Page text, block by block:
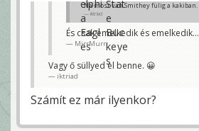
Na most van Smithey fülig a kakiban.
iktriad
És csak emelkedik és emelkedik...
MirrMurr
Vagy ő süllyed el benne. 😀
iktriad
Számít ez már ilyenkor?